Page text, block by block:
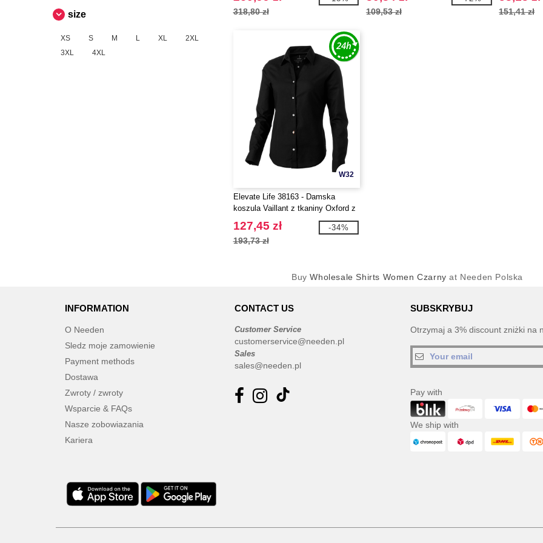
size
XS S M L XL
2XL
3XL
4XL
318,80 zł 109,53 zł
GOTS
151,41 zł
W32
Elevate Life 38163 - Damska
koszula Vaillant z tkaniny Oxford z
długim rękawem
127,45 zł
193,73 zł
-34%
BuyWholesale Shirts Women Czarny at Needen Polska
INFORMATION
O Needen
Sledz moje zamowienie
Payment methods
Dostawa
Zwroty / zwroty
Wsparcie & FAQs
Nasze zobowiazania
Kariera
CONTACT US
Customer Service
customerservice@needen.pl
Sales
sales@needen.pl
SUBSKRYBUJ
Otrzymaj a 3% discount zniżki na
Pay with
We ship with